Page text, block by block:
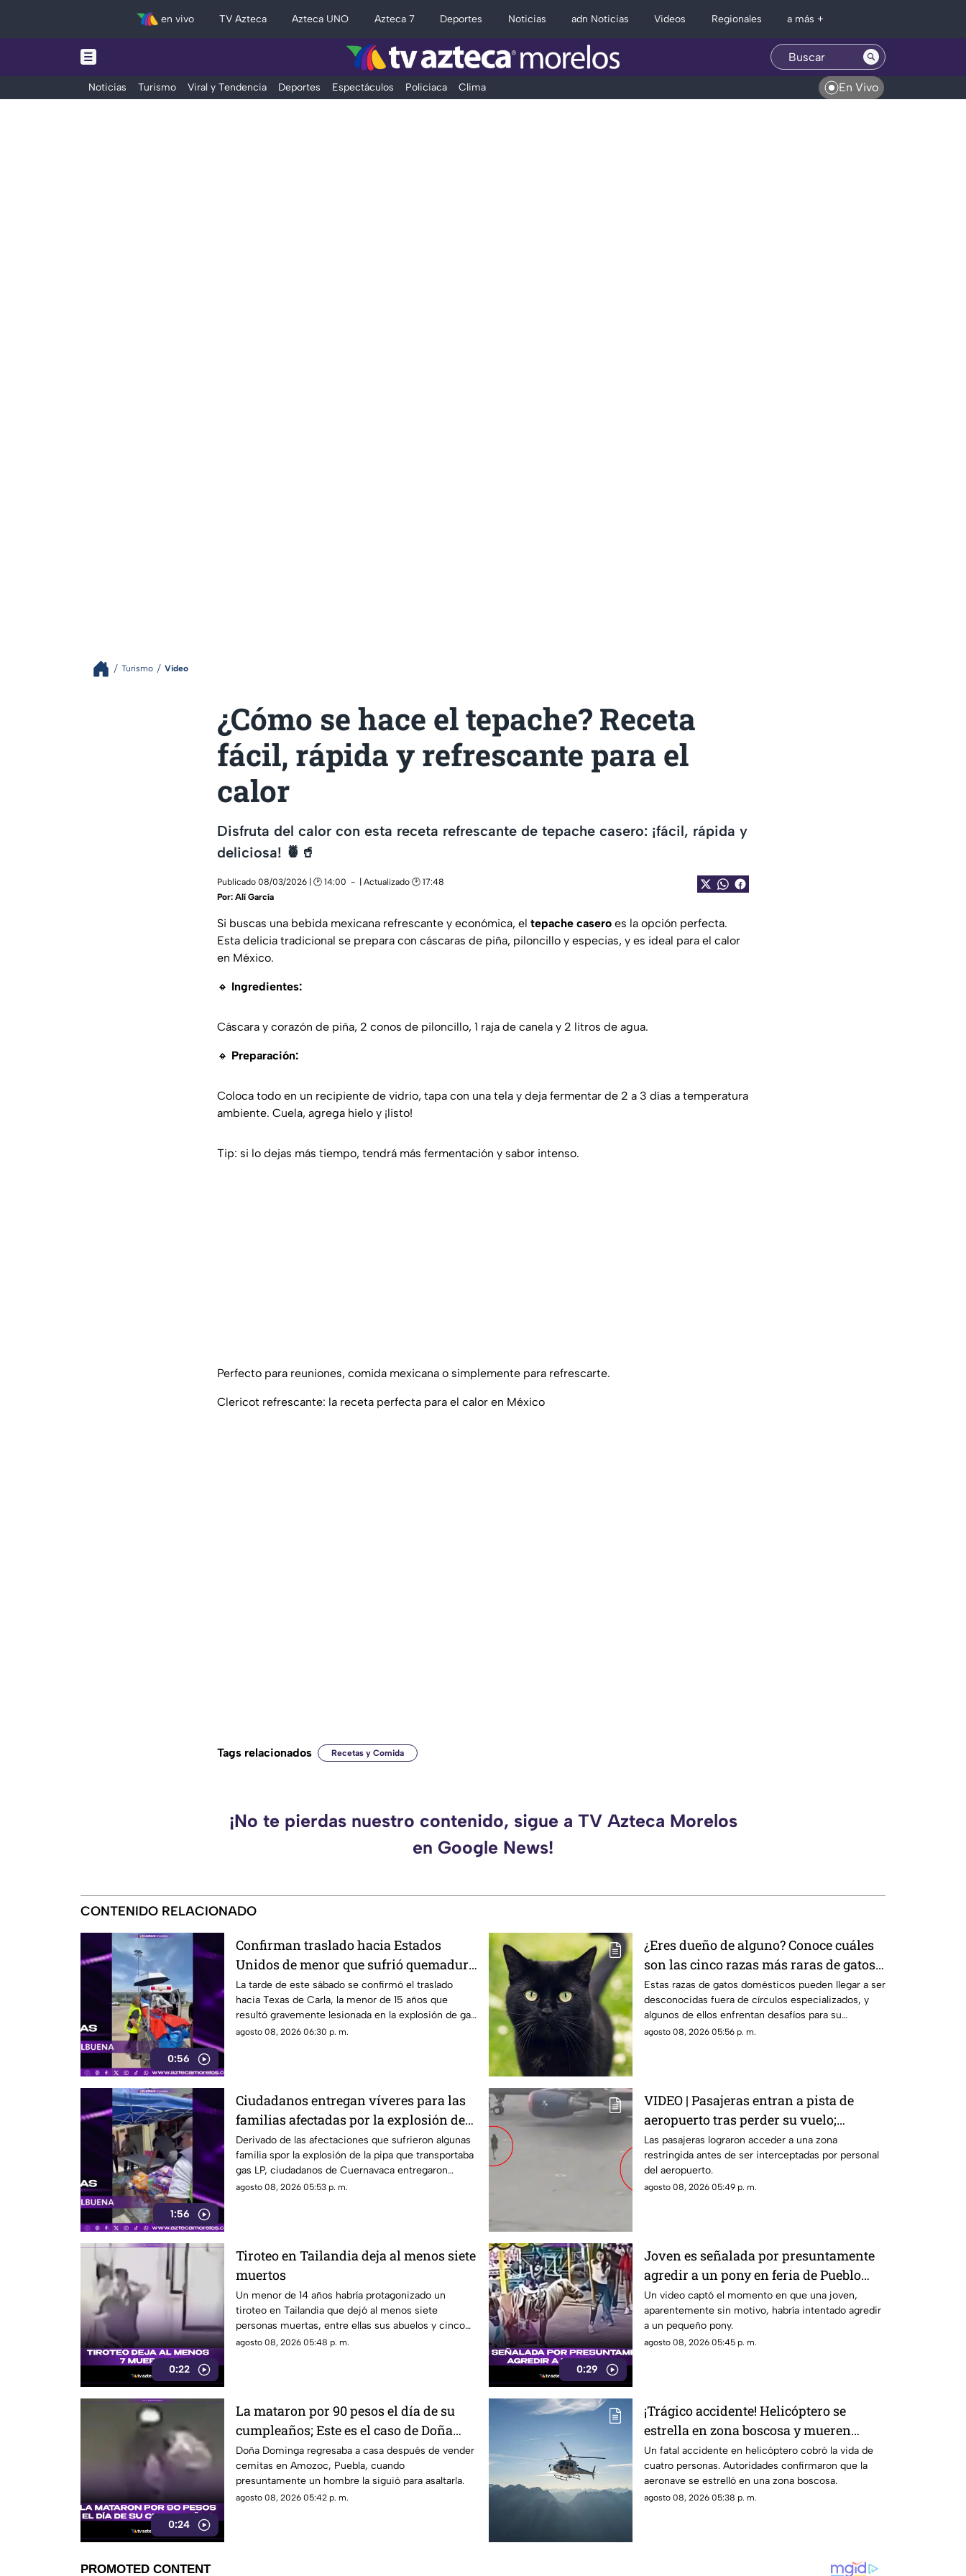
en vivo TV Azteca Azteca UNO Azteca 7 Deportes Noticias adn Noticias Videos Regionales a más +
Noticias Turismo Viral y Tendencia Deportes Espectáculos Policiaca Clima En Vivo
Turismo Video
¿Cómo se hace el tepache? Receta
fácil, rápida y refrescante para el
calor
Disfruta del calor con esta receta refrescante de tepache casero: ¡fácil, rápida y
deliciosa! 🍍🥤
Publicado 08/03/2026 | 🕑 14:00
| Actualizado 🕑 17:48
Por: Alí García
Si buscas una bebida mexicana refrescante y económica, el tepache casero es la opción perfecta.
Esta delicia tradicional se prepara con cáscaras de piña, piloncillo y especias, y es ideal para el calor
en México.
🔸 Ingredientes:
Cáscara y corazón de piña, 2 conos de piloncillo, 1 raja de canela y 2 litros de agua.
🔸 Preparación:
Coloca todo en un recipiente de vidrio, tapa con una tela y deja fermentar de 2 a 3 días a temperatura
ambiente. Cuela, agrega hielo y ¡listo!
Tip: si lo dejas más tiempo, tendrá más fermentación y sabor intenso.
Perfecto para reuniones, comida mexicana o simplemente para refrescarte.
Clericot refrescante: la receta perfecta para el calor en México
Tags relacionados Recetas y Comida
¡No te pierdas nuestro contenido, sigue a TV Azteca Morelos
en Google News!
CONTENIDO RELACIONADO
0:56
Confirman traslado hacia Estados
Unidos de menor que sufrió quemadura
en la explosión de gas LP en
Cuernavaca
La tarde de este sábado se confirmó el traslado
hacia Texas de Carla, la menor de 15 años que
resultó gravemente lesionada en la explosión de gas
en Cuernavaca.
agosto 08, 2026 06:30 p. m.
¿Eres dueño de alguno? Conoce cuáles
son las cinco razas más raras de gatos
domésticos en todo el mundo
Estas razas de gatos domésticos pueden llegar a ser
desconocidas fuera de círculos especializados, y
algunos de ellos enfrentan desafíos para su
preservación.
agosto 08, 2026 05:56 p. m.
1:56
Ciudadanos entregan víveres para las
familias afectadas por la explosión de
pipa en Cuernavaca
Derivado de las afectaciones que sufrieron algunas
familia spor la explosión de la pipa que transportaba
gas LP, ciudadanos de Cuernavaca entregaron
víveres en la zona.
agosto 08, 2026 05:53 p. m.
VIDEO | Pasajeras entran a pista de
aeropuerto tras perder su vuelo;
autoridades logran detenerlas
Las pasajeras lograron acceder a una zona
restringida antes de ser interceptadas por personal
del aeropuerto.
agosto 08, 2026 05:49 p. m.
0:22
Tiroteo en Tailandia deja al menos siete
muertos
Un menor de 14 años habría protagonizado un
tiroteo en Tailandia que dejó al menos siete
personas muertas, entre ellas sus abuelos y cinco
personas en una escuela.
agosto 08, 2026 05:48 p. m.
0:29
Joven es señalada por presuntamente
agredir a un pony en feria de Pueblo
Mágico
Un video captó el momento en que una joven,
aparentemente sin motivo, habría intentado agredir
a un pequeño pony.
agosto 08, 2026 05:45 p. m.
0:24
La mataron por 90 pesos el día de su
cumpleaños; Este es el caso de Doña
Dominga
Doña Dominga regresaba a casa después de vender
cemitas en Amozoc, Puebla, cuando
presuntamente un hombre la siguió para asaltarla.
agosto 08, 2026 05:42 p. m.
¡Trágico accidente! Helicóptero se
estrella en zona boscosa y mueren
cuatro personas
Un fatal accidente en helicóptero cobró la vida de
cuatro personas. Autoridades confirmaron que la
aeronave se estrelló en una zona boscosa.
agosto 08, 2026 05:38 p. m.